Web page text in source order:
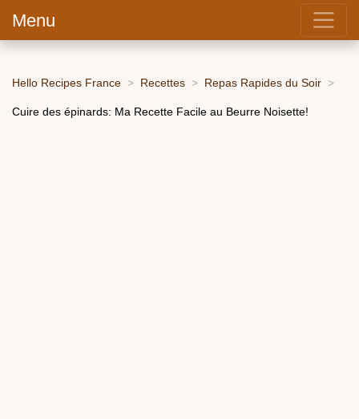
Menu
Hello Recipes France Recettes Repas Rapides du Soir
Cuire des épinards: Ma Recette Facile au Beurre Noisette!